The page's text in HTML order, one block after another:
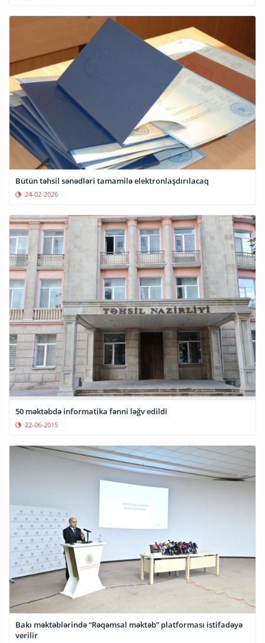
Bütün təhsil sənədləri tamamilə elektronlaşdırılacaq
24-02-2026
50 məktəbdə informatika fənni ləğv edildi
22-06-2015
Bakı məktəblərində “Rəqəmsal məktəb” platforması istifadəyə
verilir